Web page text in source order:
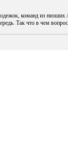
команд из низших
Так что в чем